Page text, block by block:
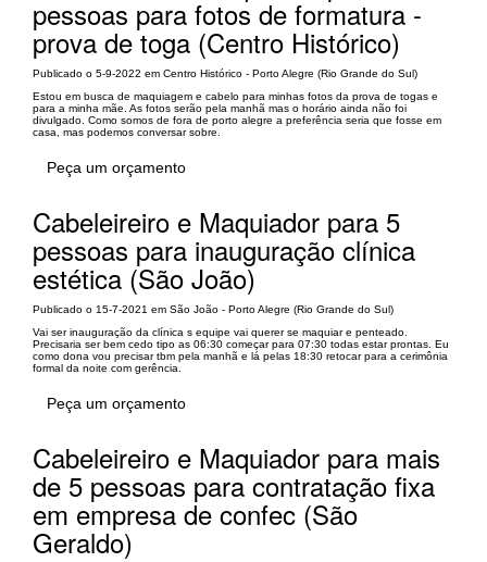
pessoas para fotos de formatura -
prova de toga (Centro Histórico)
Publicado o 5-9-2022 em Centro Histórico - Porto Alegre (Rio Grande do Sul)
Estou em busca de maquiagem e cabelo para minhas fotos da prova de togas e
para a minha mãe. As fotos serão pela manhã mas o horário ainda não foi
divulgado. Como somos de fora de porto alegre a preferência seria que fosse em
casa, mas podemos conversar sobre.
Peça um orçamento
Cabeleireiro e Maquiador para 5
pessoas para inauguração clínica
estética (São João)
Publicado o 15-7-2021 em São João - Porto Alegre (Rio Grande do Sul)
Vai ser inauguração da clínica s equipe vai querer se maquiar e penteado.
Precisaria ser bem cedo tipo as 06:30 começar para 07:30 todas estar prontas. Eu
como dona vou precisar tbm pela manhã e lá pelas 18:30 retocar para a cerimônia
formal da noite com gerência.
Peça um orçamento
Cabeleireiro e Maquiador para mais
de 5 pessoas para contratação fixa
em empresa de confec (São
Geraldo)